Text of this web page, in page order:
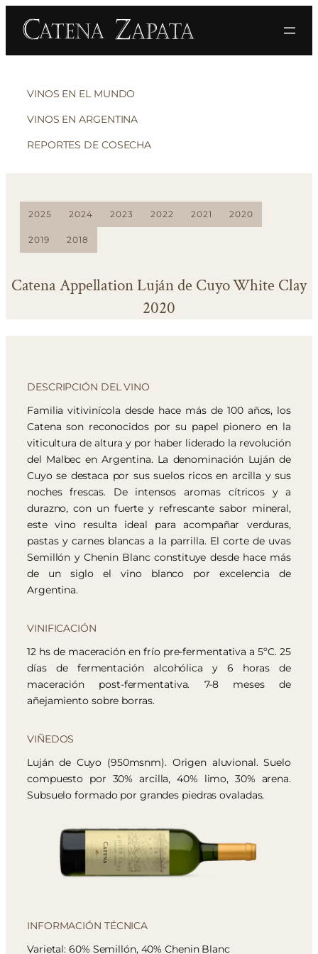
VINOS EN EL MUNDO
VINOS EN ARGENTINA
REPORTES DE COSECHA
2025 2024 2023 2022 2021 2020
2019 2018
Catena Appellation Luján de Cuyo White Clay
2020
DESCRIPCIÓN DEL VINO
Familia vitivinícola desde hace más de 100 años, los
Catena son reconocidos por su papel pionero en la
viticultura de altura y por haber liderado la revolución
del Malbec en Argentina. La denominación Luján de
Cuyo se destaca por sus suelos ricos en arcilla y sus
noches frescas. De intensos aromas cítricos y a
durazno, con un fuerte y refrescante sabor mineral,
este vino resulta ideal para acompañar verduras,
pastas y carnes blancas a la parrilla. El corte de uvas
Semillón y Chenin Blanc constituye desde hace más
de un siglo el vino blanco por excelencia de
Argentina.
VINIFICACIÓN
12 hs de maceración en frío pre-fermentativa a 5ºC. 25
días de fermentación alcohólica y 6 horas de
maceración post-fermentativa. 7-8 meses de
añejamiento sobre borras.
VIÑEDOS
Luján de Cuyo (950msnm). Origen aluvional. Suelo
compuesto por 30% arcilla, 40% limo, 30% arena.
Subsuelo formado por grandes piedras ovaladas.
INFORMACIÓN TÉCNICA
Varietal: 60% Semillón, 40% Chenin Blanc